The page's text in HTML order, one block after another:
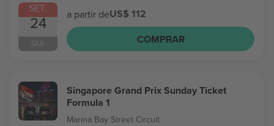
SET.
24
QUI.
a partir deUS$ 112
COMPRAR
Singapore Grand Prix Sunday Ticket
Formula 1
Marina Bay Street Circuit